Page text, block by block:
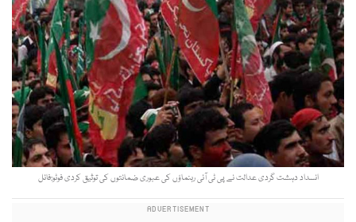
انسداد دہشت گردی عدالت نے پی ٹی آئی رہنماؤں کی عبوری ضمانتوں کی توثیق کردی فوٹو:فائل